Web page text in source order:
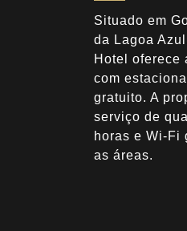
Situado em
da Lagoa
Hotel oferece
com
gratuito. A
serviço de
horas e Wi-Fi
as áreas.